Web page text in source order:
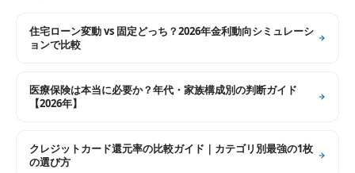
住宅ローン変動 vs 固定どっち？2026年金利動向シミュレーシ
ョンで比較
医療保険は本当に必要か？年代・家族構成別の判断ガイド
【2026年】
クレジットカード還元率の比較ガイド｜カテゴリ別最強の1枚
の選び方